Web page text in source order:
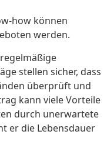
how können
werden.
stellen sicher, dass
überprüft und
kann viele Vorteile
durch unerwartete
er die Lebensdauer